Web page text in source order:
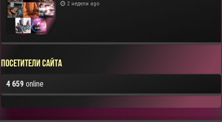
2 недели ago
Посетители сайта
4 659 online